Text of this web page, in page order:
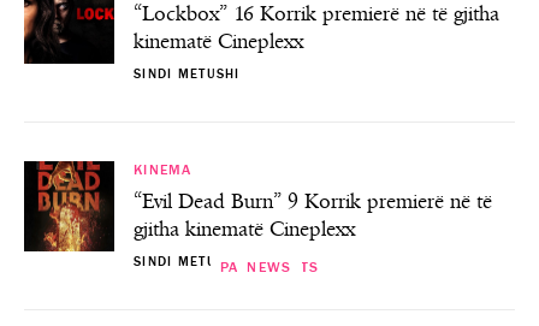
“Lockbox” 16 Korrik premierë në të gjitha
kinematë Cineplexx
SINDI METUSHI
KINEMA
“Evil Dead Burn” 9 Korrik premierë në të
gjitha kinematë Cineplexx
SINDI METUSHI ART
KINEMA
PAST EVENTS
NEWS